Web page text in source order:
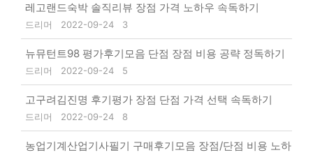
레고랜드숙박 솔직리뷰 장점 가격 노하우 속독하기
드리머 2022-09-24 3
뉴뮤턴트98 평가후기모음 단점 장점 비용 공략 정독하기
드리머 2022-09-24 5
고구려김진명 후기평가 장점 단점 가격 선택 속독하기
드리머 2022-09-24 8
농업기계산업기사필기 구매후기모음 장점/단점 비용 노하